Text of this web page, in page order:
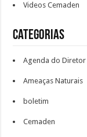
Videos Cemaden
Categorias
Agenda do Diretor
Ameaças Naturais
boletim
Cemaden